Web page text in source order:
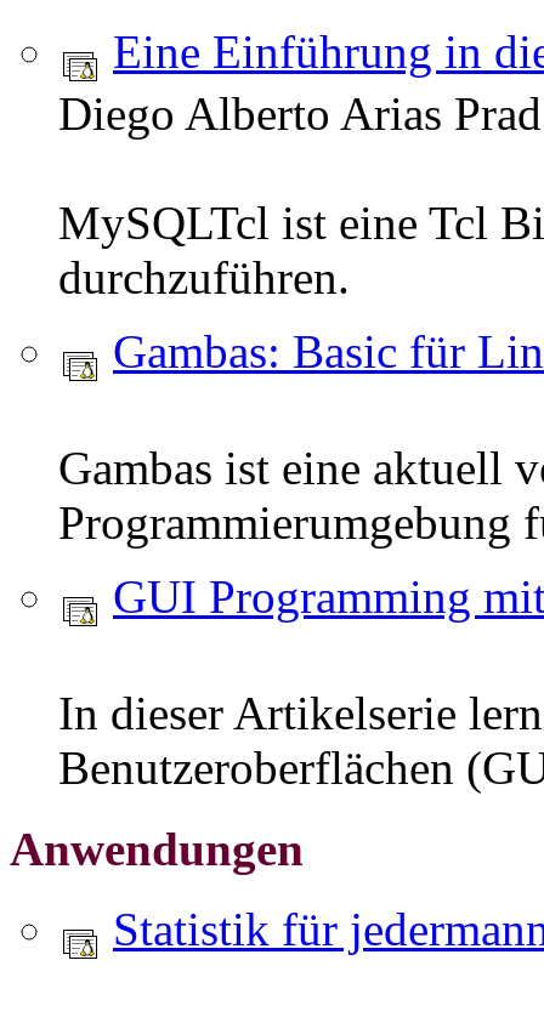
Eine Einführung in
Diego Alberto Arias Prad
MySQLTcl ist eine Tcl
durchzuführen.
Gambas: Basic für
Gambas ist eine aktuell
Programmierumgebung
GUI Programming
In dieser Artikelserie
Benutzeroberflächen
Anwendungen
Statistik für